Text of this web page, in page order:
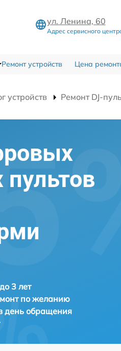
ул. Ленина, 60
Адрес сервисного
Ремонт устройств Цена
устройств Ремонт DJ-
до 3 лет
по желанию
день обращения